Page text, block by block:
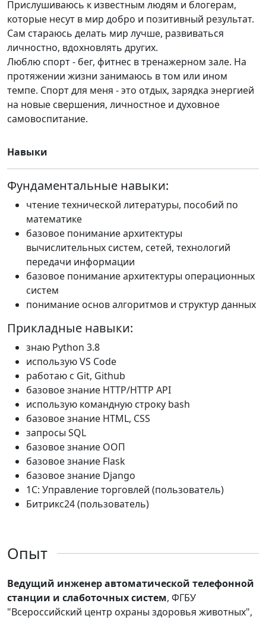
Прислушиваюсь к известным людям и блогерам,
которые несут в мир добро и позитивный результат.
Сам стараюсь делать мир лучше, развиваться
личностно, вдохновлять других.
Люблю спорт - бег, фитнес в тренажерном зале. На
протяжении жизни занимаюсь в том или ином
темпе. Спорт для меня - это отдых, зарядка энергией
на новые свершения, личностное и духовное
самовоспитание.
Навыки
Фундаментальные навыки:
чтение технической литературы, пособий по
математике
базовое понимание архитектуры
вычислительных систем, сетей, технологий
передачи информации
базовое понимание архитектуры операционных
систем
понимание основ алгоритмов и структур данных
Прикладные навыки:
знаю Python 3.8
использую VS Code
работаю с Git, Github
базовое знание HTTP/HTTP API
использую командную строку bash
базовое знание HTML, CSS
запросы SQL
базовое знание ООП
базовое знание Flask
базовое знание Django
1С: Управление торговлей (пользователь)
Битрикс24 (пользователь)
Опыт
Ведущий инженер автоматической телефонной
станции и слаботочных систем, ФГБУ
"Всероссийский центр охраны здоровья животных",